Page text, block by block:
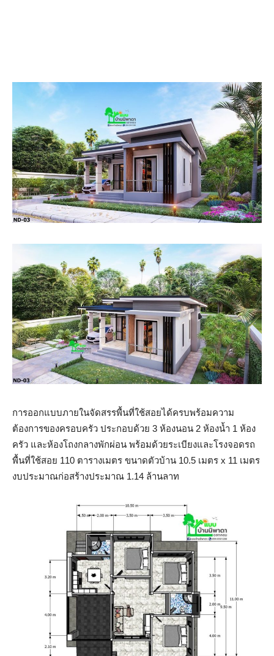
การออกแบบภายในจัดสรรพื้นที่ใช้สอยได้ครบพร้อมความ
ต้องการของครอบครัว ประกอบด้วย 3 ห้องนอน 2 ห้องน้ำ 1 ห้อง
ครัว และห้องโถงกลางพักผ่อน พร้อมด้วยระเบียงและโรงจอดรถ
พื้นที่ใช้สอย 110 ตารางเมตร ขนาดตัวบ้าน 10.5 เมตร x 11 เมตร
งบประมาณก่อสร้างประมาณ 1.14 ล้านลาท